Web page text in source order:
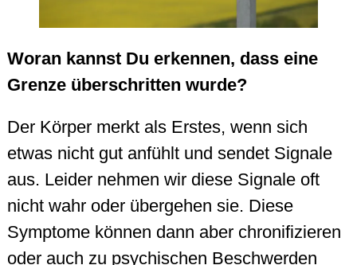
Woran kannst Du erkennen, dass eine
Grenze überschritten wurde?
Der Körper merkt als Erstes, wenn sich
etwas nicht gut anfühlt und sendet Signale
aus. Leider nehmen wir diese Signale oft
nicht wahr oder übergehen sie. Diese
Symptome können dann aber chronifizieren
oder auch zu psychischen Beschwerden